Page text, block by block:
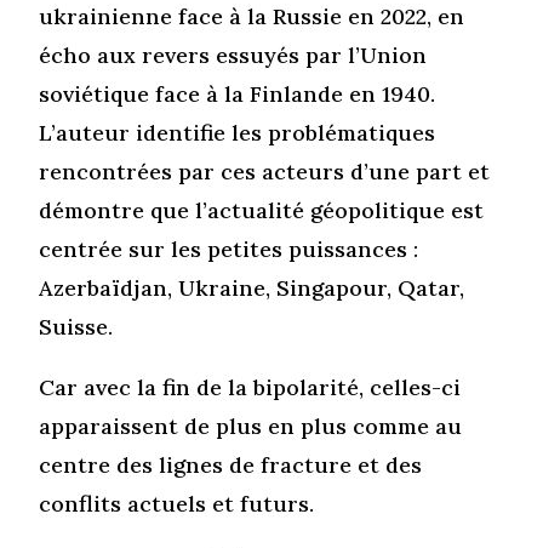
ukrainienne face à la Russie en 2022, en
écho aux revers essuyés par l’Union
soviétique face à la Finlande en 1940.
L’auteur identifie les problématiques
rencontrées par ces acteurs d’une part et
démontre que l’actualité géopolitique est
centrée sur les petites puissances :
Azerbaïdjan, Ukraine, Singapour, Qatar,
Suisse.
Car avec la fin de la bipolarité, celles-ci
apparaissent de plus en plus comme au
centre des lignes de fracture et des
conflits actuels et futurs.